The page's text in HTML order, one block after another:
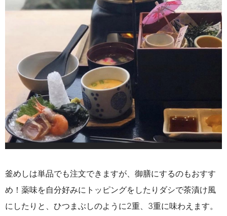
釜めしは単品でも注文できますが、御膳にするのもおすす
め！薬味を自分好みにトッピングをしたりダシで茶漬け風
にしたりと、ひつまぶしのように2重、3重に味わえます。